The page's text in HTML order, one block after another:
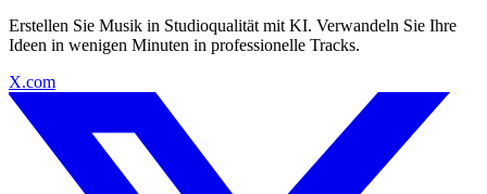
Erstellen Sie Musik in Studioqualität mit KI. Verwandeln Sie Ihre
Ideen in wenigen Minuten in professionelle Tracks.
X.com